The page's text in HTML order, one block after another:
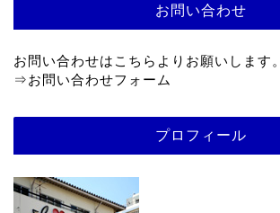
お問い合わせ
お問い合わせはこちらよりお願いします。
⇒お問い合わせフォーム
プロフィール